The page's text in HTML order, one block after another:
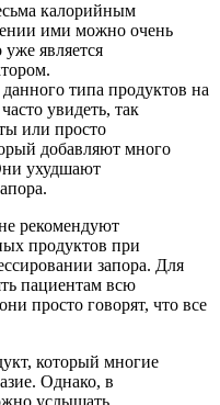
калорийным
ими можно очень
является
типа продуктов на
увидеть, так
или просто
добавляют много
ухудшают
рекомендуют
продуктов при
запора. Для
пациентам всю
просто говорят, что все
который многие
Однако, в